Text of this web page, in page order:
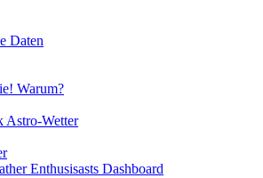
Daten
Warum?
Astro-Wetter
Enthusisasts Dashboard